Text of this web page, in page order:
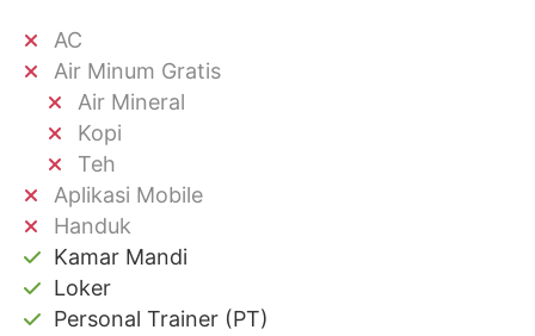
AC
Air Minum Gratis
Air Mineral
Kopi
Teh
Aplikasi Mobile
Handuk
Kamar Mandi
Loker
Personal Trainer (PT)